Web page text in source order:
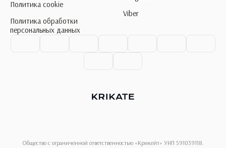
Политика cookie
Политика обработки
персональных данных
Viber
Общество с ограниченной ответственностью «Крикейт» УНП 591039118.